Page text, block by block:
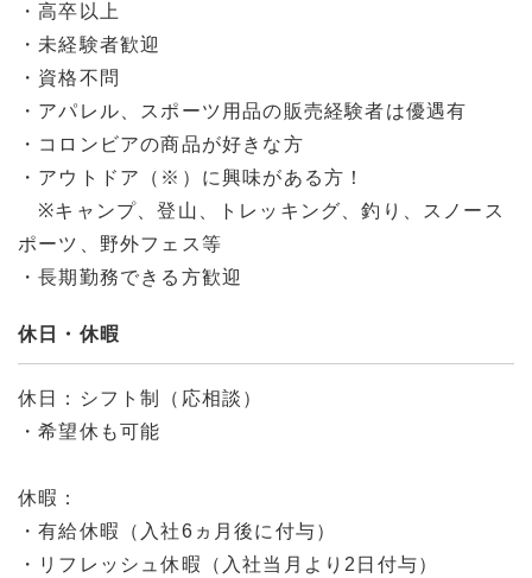
・高卒以上
・未経験者歓迎
・資格不問
・アパレル、スポーツ用品の販売経験者は優遇有
・コロンビアの商品が好きな方
・アウトドア（※）に興味がある方！
※キャンプ、登山、トレッキング、釣り、スノース
ポーツ、野外フェス等
・長期勤務できる方歓迎
休日・休暇
休日：シフト制（応相談）
・希望休も可能
休暇：
・有給休暇（入社6ヵ月後に付与）
・リフレッシュ休暇（入社当月より2日付与）